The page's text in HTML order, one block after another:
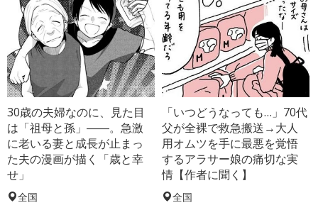
30歳の夫婦なのに、見た目
は「祖母と孫」――。急激
に老いる妻と成長が止まっ
た夫の漫画が描く「歳と幸
せ」
全国
「いつどうなっても…」70代
父が全裸で救急搬送→大人
用オムツを手に最悪を覚悟
するアラサー娘の痛切な実
情【作者に聞く】
全国